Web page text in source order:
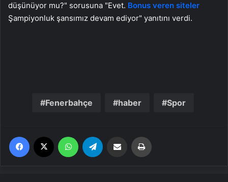
düşünüyor mu?" sorusuna "Evet. Bonus veren siteler
Şampiyonluk şansımız devam ediyor" yanıtını verdi.
Fenerbahçe haber Spor
Facebook WhatsApp Email'den paylaş